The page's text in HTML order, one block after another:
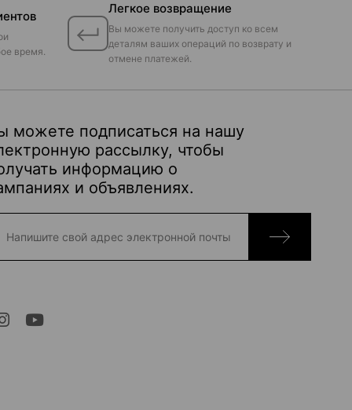
время.
Легкое возвращение
Вы можете получить доступ ко всем
деталям ваших операций по возврату и
отмене платежей.
можете подписаться на нашу
рассылку, чтобы
информацию о
и объявлениях.